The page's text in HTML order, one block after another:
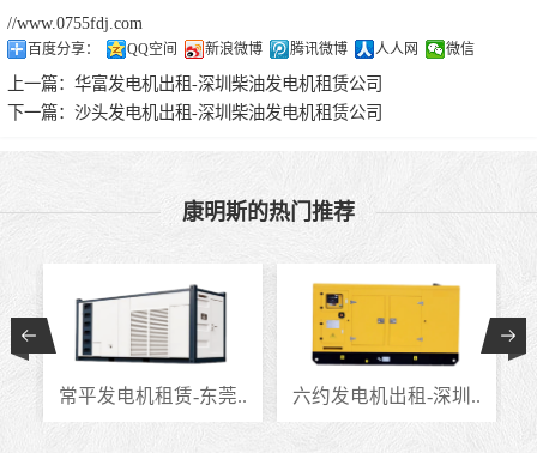
//www.0755fdj.com
百度分享： QQ空间 新浪微博 腾讯微博 人人网 微信
上一篇： 华富发电机出租-深圳柴油发电机租赁公司
下一篇： 沙头发电机出租-深圳柴油发电机租赁公司
康明斯的热门推荐
常平发电机租赁-东莞.. 六约发电机出租-深圳..